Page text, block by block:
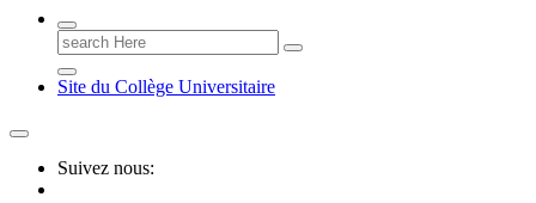
Search
for:
Site du Collège Universitaire
Suivez nous: